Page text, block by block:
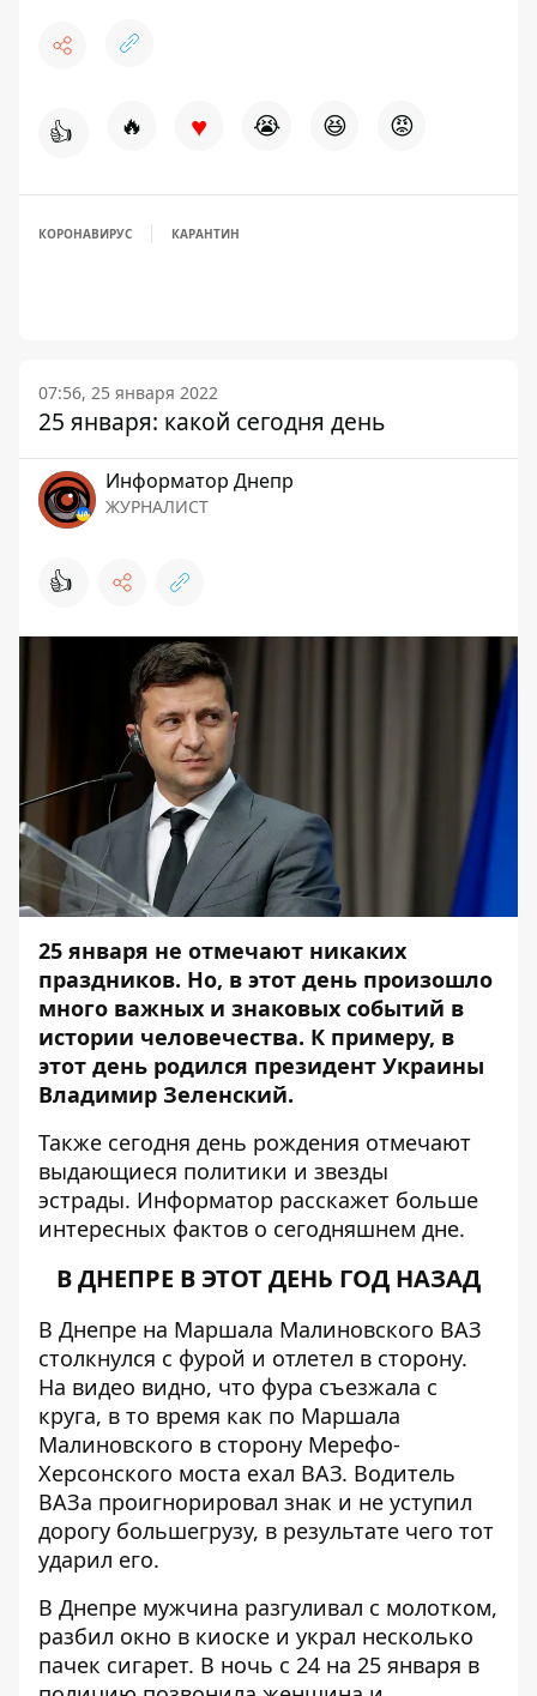
👍 🔥 ♥ 😭 😆 😡
КОРОНАВИРУС КАРАНТИН
07:56, 25 января 2022
25 января: какой сегодня день
Информатор Днепр
ЖУРНАЛИСТ
👍
25 января не отмечают никаких
праздников. Но, в этот день произошло
много важных и знаковых событий в
истории человечества. К примеру, в
этот день родился президент Украины
Владимир Зеленский.
Также сегодня день рождения отмечают
выдающиеся политики и звезды
эстрады. Информатор расскажет больше
интересных фактов о сегодняшнем дне.
В ДНЕПРЕ В ЭТОТ ДЕНЬ ГОД НАЗАД
В Днепре на Маршала Малиновского ВАЗ
столкнулся с фурой и отлетел в сторону.
На видео видно, что фура съезжала с
круга, в то время как по Маршала
Малиновского в сторону Мерефо-
Херсонского моста ехал ВАЗ. Водитель
ВАЗа проигнорировал знак и не уступил
дорогу большегрузу, в результате чего тот
ударил его.
В Днепре мужчина разгуливал с молотком,
разбил окно в киоске и украл несколько
пачек сигарет. В ночь с 24 на 25 января в